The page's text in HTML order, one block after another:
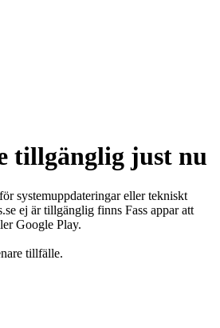
tillgänglig just nu
systemuppdateringar eller tekniskt
ej är tillgänglig finns Fass appar att
Google Play.
tillfälle.